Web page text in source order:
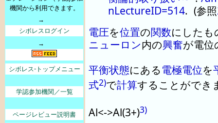
機関から利用できます。
→
シボレスログイン
→
シボレス-トップメニュー
学認参加機関／一覧
ページレビュー説明書
nLectureID=514. (参照
電圧を位置の関数にしたも
ニューロン内の興奮が電
平衡状態にある電極電位を
式2)で計算することができ
Al<->Al(3+)3)